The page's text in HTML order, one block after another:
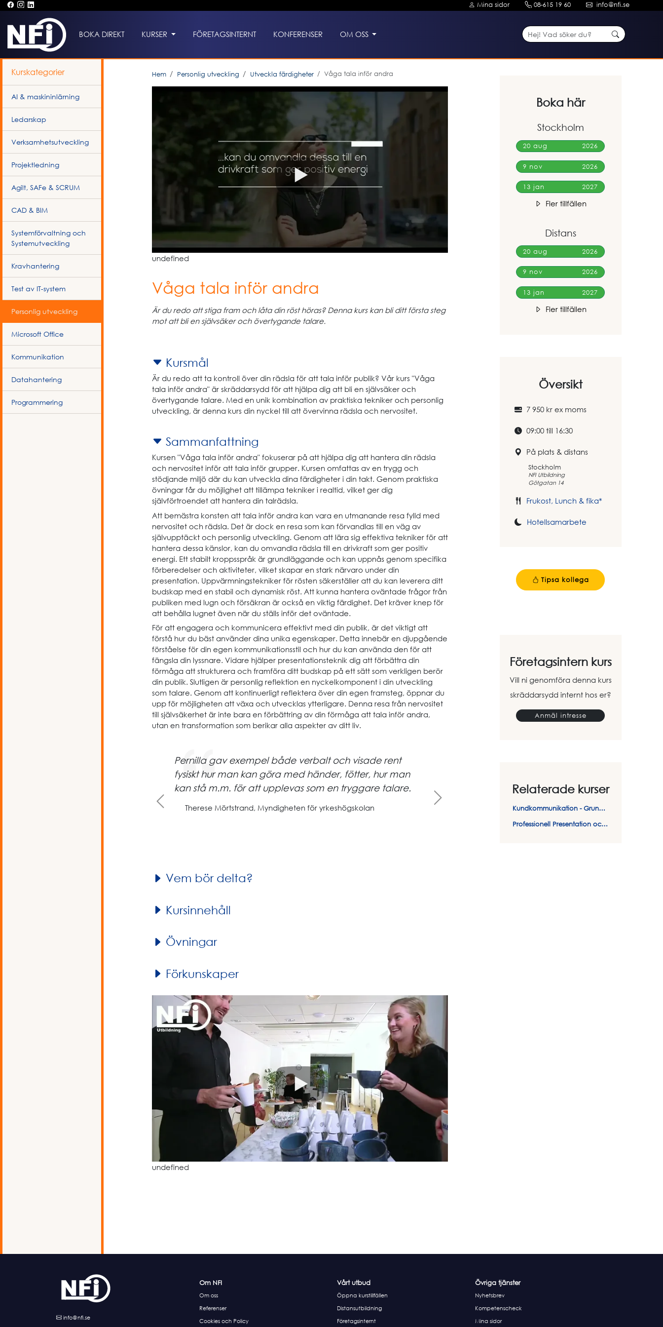
Mina sidor 08-615 19 60 info@nfi.se
BOKA DIREKT KURSER FÖRETAGSINTERNT KONFERENSER OM OSS
Kurskategorier
AI & maskininlärning
Ledarskap
Verksamhetsutveckling
Projektledning
Agilt, SAFe & SCRUM
CAD & BIM
Systemförvaltning och
Systemutveckling
Kravhantering
Test av IT-system
Personlig utveckling
Microsoft Office
Kommunikation
Datahantering
Programmering
Hem Personlig utveckling Utveckla färdigheter Våga tala inför andra
undefined
Våga tala inför andra
Är du redo att stiga fram och låta din röst höras? Denna kurs kan bli ditt första steg
mot att bli en självsäker och övertygande talare.
Kursmål
Är du redo att ta kontroll över din rädsla för att tala inför publik? Vår kurs "Våga
tala inför andra" är skräddarsydd för att hjälpa dig att bli en självsäker och
övertygande talare. Med en unik kombination av praktiska tekniker och personlig
utveckling, är denna kurs din nyckel till att övervinna rädsla och nervositet.
Sammanfattning
Kursen "Våga tala inför andra" fokuserar på att hjälpa dig att hantera din rädsla
och nervositet inför att tala inför grupper. Kursen omfattas av en trygg och
stödjande miljö där du kan utveckla dina färdigheter i din takt. Genom praktiska
övningar får du möjlighet att tillämpa tekniker i realtid, vilket ger dig
självförtroendet att hantera din talrädsla.
Att bemästra konsten att tala inför andra kan vara en utmanande resa fylld med
nervositet och rädsla. Det är dock en resa som kan förvandlas till en väg av
självupptäckt och personlig utveckling. Genom att lära sig effektiva tekniker för att
hantera dessa känslor, kan du omvandla rädsla till en drivkraft som ger positiv
energi. Ett stabilt kroppsspråk är grundläggande och kan uppnås genom specifika
förberedelser och aktiviteter, vilket skapar en stark närvaro under din
presentation. Uppvärmningstekniker för rösten säkerställer att du kan leverera ditt
budskap med en stabil och dynamisk röst. Att kunna hantera oväntade frågor från
publiken med lugn och försäkran är också en viktig färdighet. Det kräver knep för
att behålla lugnet även när du ställs inför det oväntade.
För att engagera och kommunicera effektivt med din publik, är det viktigt att
förstå hur du bäst använder dina unika egenskaper. Detta innebär en djupgående
förståelse för din egen kommunikationsstil och hur du kan använda den för att
fängsla din lyssnare. Vidare hjälper presentationsteknik dig att förbättra din
förmåga att strukturera och framföra ditt budskap på ett sätt som verkligen berör
din publik. Slutligen är personlig reflektion en nyckelkomponent i din utveckling
som talare. Genom att kontinuerligt reflektera över din egen framsteg, öppnar du
upp för möjligheten att växa och utvecklas ytterligare. Denna resa från nervositet
till självsäkerhet är inte bara en förbättring av din förmåga att tala inför andra,
utan en transformation som berikar alla aspekter av ditt liv.
Pernilla gav exempel både verbalt och visade rent
fysiskt hur man kan göra med händer, fötter, hur man
kan stå m.m. för att upplevas som en tryggare talare.
Therese Mörtstrand, Myndigheten för yrkeshögskolan
Previous
Vem bör delta?
Kursinnehåll
Övningar
Förkunskaper
undefined
Boka här
Stockholm
20 aug 2026
9 nov 2026
13 jan 2027
Fler tillfällen
Distans
20 aug 2026
9 nov 2026
13 jan 2027
Fler tillfällen
Översikt
7 950 kr ex moms
09:00 till 16:30
På plats & distans
Stockholm
NFI Utbildning
Götgatan 14
Frukost, Lunch & fika*
Hotellsamarbete
Tipsa kollega
Företagsintern kurs
Vill ni genomföra denna kurs
skräddarsydd internt hos er?
Anmäl intresse
Relaterade kurser
Kundkommunikation - Grundkurs
Professionell Presentation och Retorik
info@nfi.se
Om NFI
Om oss
Referenser
Cookies och Policy
Vårt utbud
Öppna kurstillfällen
Distansutbildning
Företagsinternt
Övriga tjänster
Nyhetsbrev
Kompetenscheck
Mina sidor